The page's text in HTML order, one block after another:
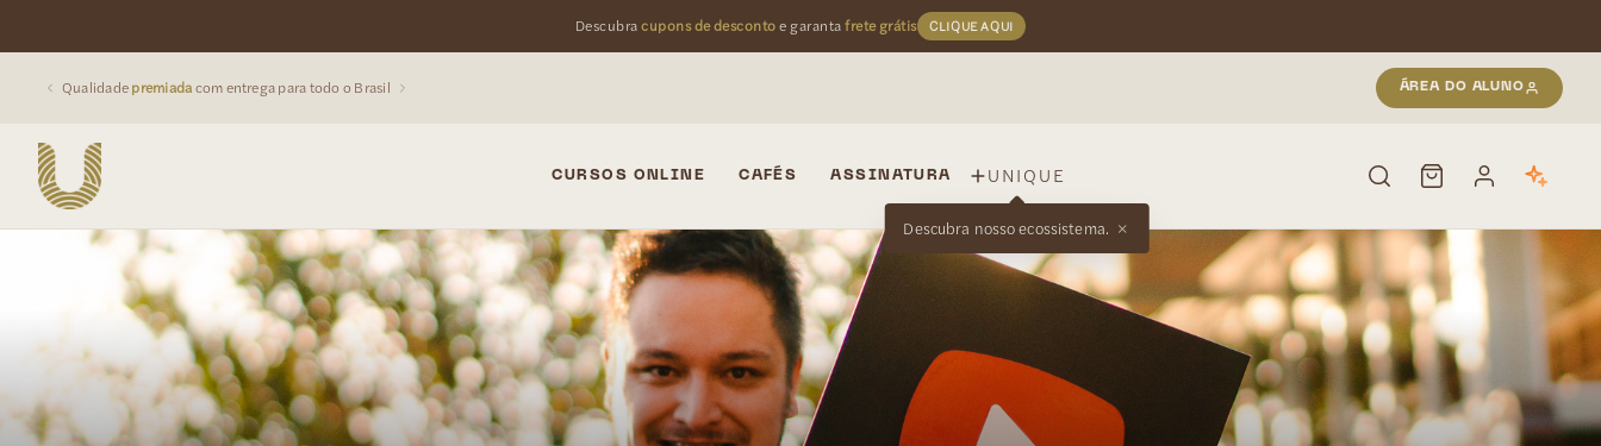
Descubracupons de descontoe garantafrete grátis CLIQUE AQUI
DaSerra da Mantiqueiradireto para sua xícara ÁREA DO ALUNO
CURSOS ONLINE CAFÉS ASSINATURA UNIQUE
Descubra nosso ecossistema.
Buscar produtos: PESQUISAR